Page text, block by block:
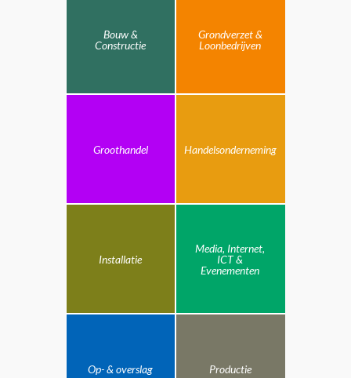
Bouw &
Constructie
Grondverzet &
Loonbedrijven
Groothandel Handelsonderneming
Installatie
Media, Internet,
ICT &
Evenementen
Op- & overslag Productie